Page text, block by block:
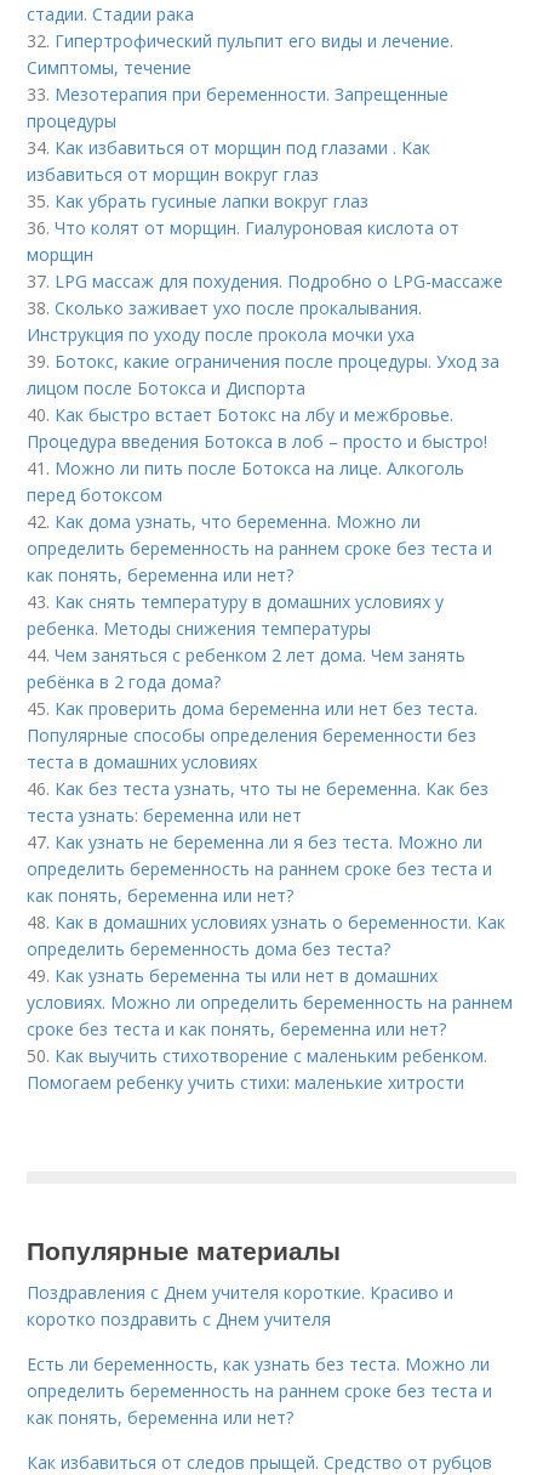
стадии. Стадии рака
32. Гипертрофический пульпит его виды и лечение.
Cимптомы, течение
33. Мезотерапия при беременности. Запрещенные
процедуры
34. Как избавиться от морщин под глазами . Как
избавиться от морщин вокруг глаз
35. Как убрать гусиные лапки вокруг глаз
36.Что колят от морщин. Гиалуроновая кислота от
морщин
37. LPG массаж для похудения. Подробно о LPG-массаже
38.Сколько заживает ухо после прокалывания.
Инструкция по уходу после прокола мочки уха
39. Ботокс, какие ограничения после процедуры. Уход за
лицом после Ботокса и Диспорта
40. Как быстро встает Ботокс на лбу и межбровье.
Процедура введения Ботокса в лоб – просто и быстро!
41. Можно ли пить после Ботокса на лице. Алкоголь
перед ботоксом
42. Как дома узнать, что беременна. Можно ли
определить беременность на раннем сроке без теста и
как понять, беременна или нет?
43. Как снять температуру в домашних условиях у
ребенка. Методы снижения температуры
44.Чем заняться с ребенком 2 лет дома. Чем занять
ребёнка в 2 года дома?
45. Как проверить дома беременна или нет без теста.
Популярные способы определения беременности без
теста в домашних условиях
46. Как без теста узнать, что ты не беременна. Как без
теста узнать: беременна или нет
47. Как узнать не беременна ли я без теста. Можно ли
определить беременность на раннем сроке без теста и
как понять, беременна или нет?
48. Как в домашних условиях узнать о беременности. Как
определить беременность дома без теста?
49. Как узнать беременна ты или нет в домашних
условиях. Можно ли определить беременность на раннем
сроке без теста и как понять, беременна или нет?
50. Как выучить стихотворение с маленьким ребенком.
Помогаем ребенку учить стихи: маленькие хитрости
Популярные материалы
Поздравления с Днем учителя короткие. Красиво и
коротко поздравить с Днем учителя
Есть ли беременность, как узнать без теста. Можно ли
определить беременность на раннем сроке без теста и
как понять, беременна или нет?
Как избавиться от следов прыщей. Средство от рубцов